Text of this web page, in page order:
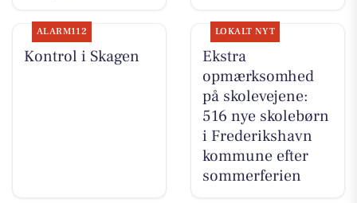
ALARM112
Kontrol i Skagen
LOKALT NYT
Ekstra
opmærksomhed
på skolevejene:
516 nye skolebørn
i Frederikshavn
kommune efter
sommerferien